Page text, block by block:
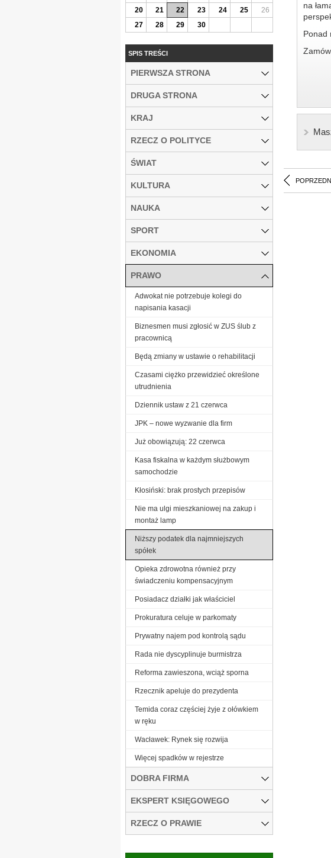
na
Ponad
20
21 22 23 24 25
26
27
28 29 30
SPIS TREŚCI
PIERWSZA STRONA
DRUGA STRONA
KRAJ
RZECZ O POLITYCE
ŚWIAT
KULTURA
NAUKA
SPORT
EKONOMIA
PRAWO
Adwokat nie potrzebuje kolegi do
napisania kasacji
Biznesmen musi zgłosić w ZUS ślub z
pracownicą
Będą zmiany w ustawie o rehabilitacji
Czasami ciężko przewidzieć określone
utrudnienia
Dziennik ustaw z 21 czerwca
JPK – nowe wyzwanie dla firm
Już obowiązują: 22 czerwca
Kasa fiskalna w każdym służbowym
samochodzie
Kłosiński: brak prostych przepisów
Nie ma ulgi mieszkaniowej na zakup i
montaż lamp
Niższy podatek dla najmniejszych
spółek
Opieka zdrowotna również przy
świadczeniu kompensacyjnym
Posiadacz działki jak właściciel
Prokuratura celuje w parkomaty
Prywatny najem pod kontrolą sądu
Rada nie dyscyplinuje burmistrza
Reforma zawieszona, wciąż sporna
Rzecznik apeluje do prezydenta
Temida coraz częściej żyje z ołówkiem
w ręku
Wacławek: Rynek się rozwija
Więcej spadków w rejestrze
DOBRA FIRMA
EKSPERT KSIĘGOWEGO
RZECZ O PRAWIE